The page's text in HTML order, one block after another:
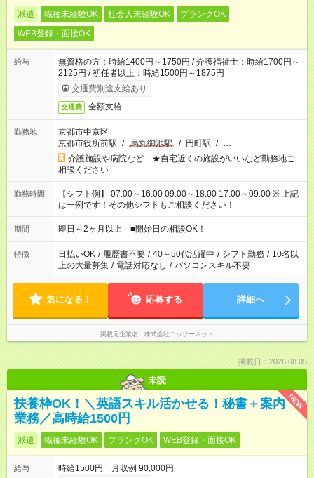
派遣 職種未経験OK 社会人未経験OK
ブランクOK
WEB登録・面接OK
給与
無資格の方：時給1400円～1750円 / 介護福祉士：時給1700円～
2125円 / 初任者以上：時給1500円～1875円
交通費別途支給あり
交通費 全額支給
勤務地
京都市中京区
京都市役所前駅 / 烏丸御池駅 / 円町駅 / …
介護施設や病院など ★自宅近くの施設がいいなど勤務地ご
相談ください
勤務時間
【シフト例】 07:00～16:00 09:00～18:00 17:00～09:00 ※ 上記
は一例です！その他シフトもご相談ください！
期間 即日～2ヶ月以上 ■開始日の相談OK！
特徴 日払いOK / 履歴書不要 / 40～50代活躍中 / シフト勤務 / 10名以
上の大量募集 / 電話対応なし / パソコンスキル不要
気になる！ 応募する 詳細へ
掲載元企業名 株式会社ニッソーネット
掲載日：2026.08.05
未読
NEW
扶養枠OK！＼英語スキル活かせる！秘書＋案内
業務／高時給1500円
派遣 職種未経験OK ブランクOK WEB登録・面接OK
給与
時給1500円 月収例 90,000円